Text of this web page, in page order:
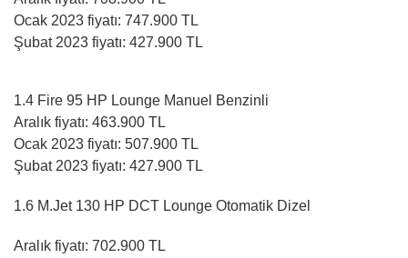
Ocak 2023 fiyatı: 747.900 TL
Şubat 2023 fiyatı: 427.900 TL
1.4 Fire 95 HP Lounge Manuel Benzinli
Aralık fiyatı: 463.900 TL
Ocak 2023 fiyatı: 507.900 TL
Şubat 2023 fiyatı: 427.900 TL
1.6 M.Jet 130 HP DCT Lounge Otomatik Dizel
Aralık fiyatı: 702.900 TL